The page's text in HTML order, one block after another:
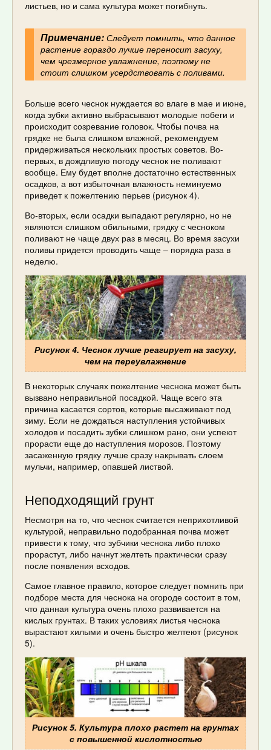
листьев, но и сама культура может погибнуть.
Примечание:Следует помнить, что данное
растение гораздо лучше переносит засуху,
чем чрезмерное увлажнение, поэтому не
стоит слишком усердствовать с поливами.
Больше всего чеснок нуждается во влаге в мае и июне,
когда зубки активно выбрасывают молодые побеги и
происходит созревание головок. Чтобы почва на
грядке не была слишком влажной, рекомендуем
придерживаться нескольких простых советов. Во-
первых, в дождливую погоду чеснок не поливают
вообще. Ему будет вполне достаточно естественных
осадков, а вот избыточная влажность неминуемо
приведет к пожелтению перьев (рисунок 4).
Во-вторых, если осадки выпадают регулярно, но не
являются слишком обильными, грядку с чесноком
поливают не чаще двух раз в месяц. Во время засухи
поливы придется проводить чаще – порядка раза в
неделю.
Рисунок 4. Чеснок лучше реагирует на засуху,
чем на переувлажнение
В некоторых случаях пожелтение чеснока может быть
вызвано неправильной посадкой. Чаще всего эта
причина касается сортов, которые высаживают под
зиму. Если не дождаться наступления устойчивых
холодов и посадить зубки слишком рано, они успеют
прорасти еще до наступления морозов. Поэтому
засаженную грядку лучше сразу накрывать слоем
мульчи, например, опавшей листвой.
Неподходящий грунт
Несмотря на то, что чеснок считается неприхотливой
культурой, неправильно подобранная почва может
привести к тому, что зубчики чеснока либо плохо
прорастут, либо начнут желтеть практически сразу
после появления всходов.
Самое главное правило, которое следует помнить при
подборе места для чеснока на огороде состоит в том,
что данная культура очень плохо развивается на
кислых грунтах. В таких условиях листья чеснока
вырастают хилыми и очень быстро желтеют (рисунок
5).
Рисунок 5. Культура плохо растет на грунтах
с повышенной кислотностью